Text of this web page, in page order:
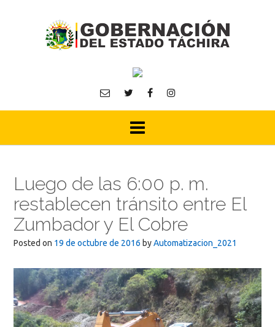
Luego de las 6:00 p. m.
restablecen tránsito entre El
Zumbador y El Cobre
Posted on 19 de octubre de 2016 byAutomatizacion_2021